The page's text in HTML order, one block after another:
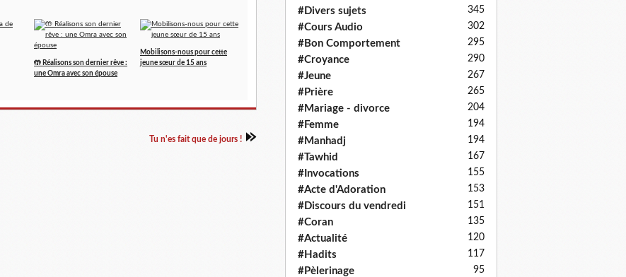
🤲 Réalisons son dernier rêve :
une Omra avec son épouse
Mobilisons-nous pour cette
jeune sœur de 15 ans
Tu n'es fait que de jours !
#Divers sujets 345
#Cours Audio 302
#Bon Comportement 295
#Croyance 290
#Jeune 267
#Prière 265
#Mariage - divorce 204
#Femme 194
#Manhadj 194
#Tawhid 167
#Invocations 155
#Acte d'Adoration 153
#Discours du vendredi 151
#Coran 135
#Actualité 120
#Hadits 117
#Pèlerinage 95